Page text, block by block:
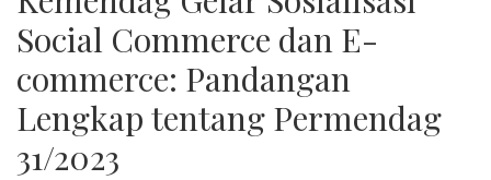
Social Commerce dan E-
commerce: Pandangan
Lengkap tentang Permendag
31/2023